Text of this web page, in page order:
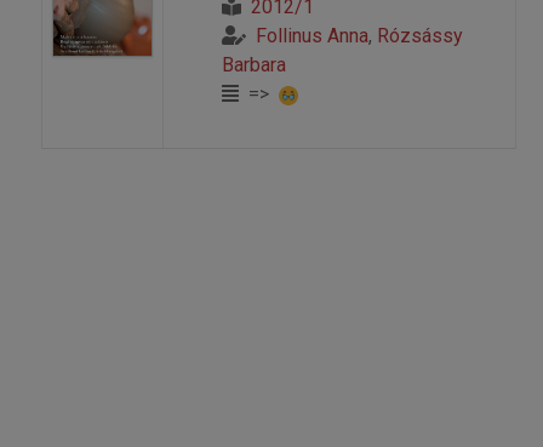
2012/1
Follinus Anna, Rózsássy
Barbara
=>